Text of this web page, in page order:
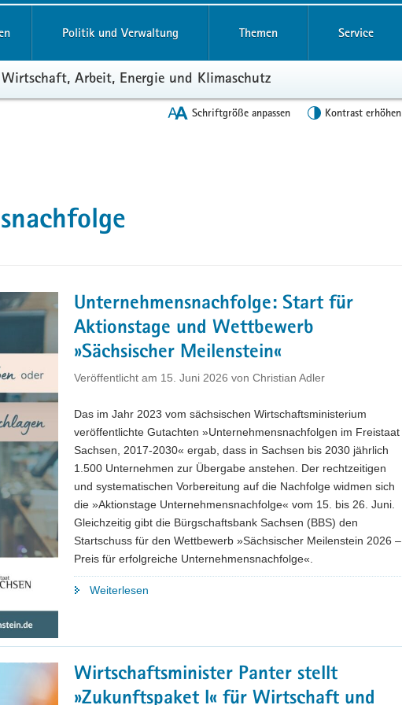
Politik und Verwaltung Themen Service
Arbeit, Energie und Klimaschutz
Schriftgröße anpassen Kontrast erhöhen
Unternehmensnachfolge: Start für
Aktionstage und Wettbewerb
»Sächsischer Meilenstein«
Veröffentlicht am 15. Juni 2026 von Christian Adler
Das im Jahr 2023 vom sächsischen Wirtschaftsministerium
veröffentlichte Gutachten »Unternehmensnachfolgen im Freistaat
Sachsen, 2017-2030« ergab, dass in Sachsen bis 2030 jährlich
1.500 Unternehmen zur Übergabe anstehen. Der rechtzeitigen
und systematischen Vorbereitung auf die Nachfolge widmen sich
die »Aktionstage Unternehmensnachfolge« vom 15. bis 26. Juni.
Gleichzeitig gibt die Bürgschaftsbank Sachsen (BBS) den
Startschuss für den Wettbewerb »Sächsischer Meilenstein 2026 –
Preis für erfolgreiche Unternehmensnachfolge«.
Weiterlesen
Aktionstage
Wettbewerb
»Sächsischer
Wirtschaftsminister Panter stellt
»Zukunftspaket I« für Wirtschaft und